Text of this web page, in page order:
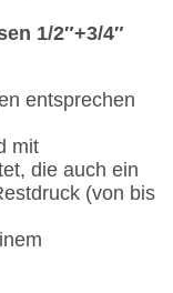
1/2″+3/4″
entsprechen
mit
die auch ein
(von bis